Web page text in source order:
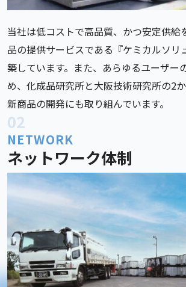
当社は低コストで高品質、かつ安定供給
品の提供サービスである『ケミカルソリ
築しています。また、あらゆるユーザー
め、化成品研究所と大阪技術研究所の2か
新商品の開発にも取り組んでいます。
02
NETWORK
ネットワーク体制